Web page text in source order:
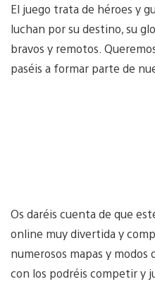
El juego trata de héroes y
luchan por su destino, su
bravos y remotos.
paséis a formar parte de
Os daréis cuenta de que
online muy divertida y
numerosos mapas y modos
con los podréis competir y